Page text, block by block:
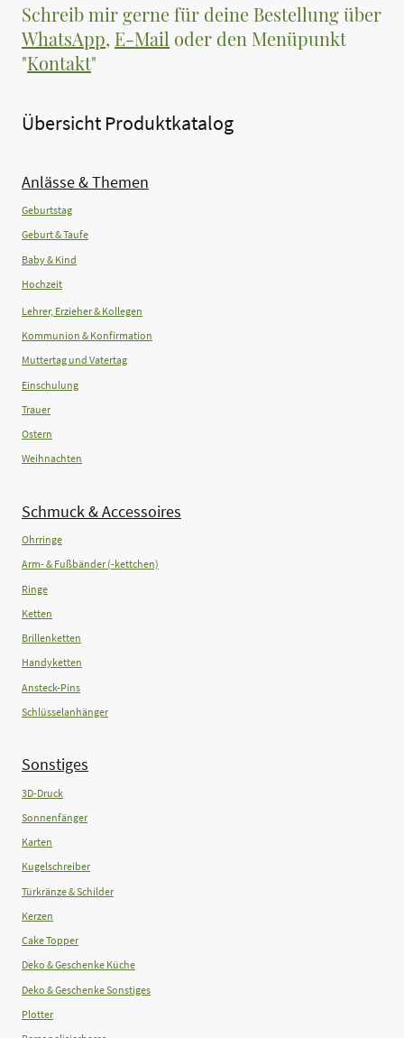
Schreib mir gerne für deine Bestellung über
WhatsApp, E-Mail oder den Menüpunkt
"Kontakt"
Übersicht Produktkatalog
Anlässe & Themen
Geburtstag
Geburt & Taufe
Baby & Kind
Hochzeit
Lehrer, Erzieher & Kollegen
Kommunion & Konfirmation
Muttertag und Vatertag
Einschulung
Trauer
Ostern
Weihnachten
Schmuck & Accessoires
Ohrringe
Arm- & Fußbänder (-kettchen)
Ringe
Ketten
Brillenketten
Handyketten
Ansteck-Pins
Schlüsselanhänger
Sonstiges
3D-Druck
Sonnenfänger
Karten
Kugelschreiber
Türkränze & Schilder
Kerzen
Cake Topper
Deko & Geschenke Küche
Deko & Geschenke Sonstiges
Plotter